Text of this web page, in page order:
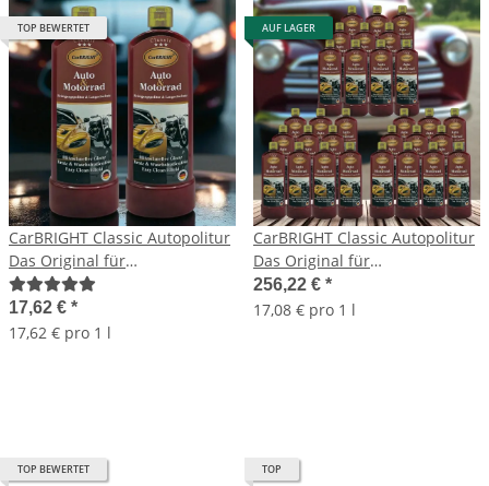
TOP BEWERTET
CarBRIGHT Classic Autopolitur
Das Original für
Auto&Motorrad 2x500ml / 2er
Set
17,62 € *
17,62 € pro 1 l
AUF LAGER
CarBRIGHT Classic Autopolitur
Das Original für
Auto&Motorrad 30x500ml /
30er Set
256,22 € *
17,08 € pro 1 l
TOP BEWERTET TOP